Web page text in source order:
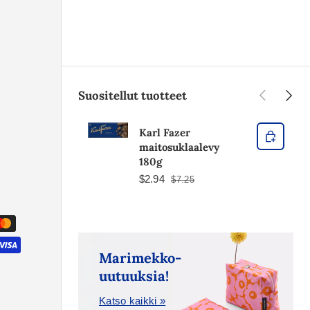
Suositellut tuotteet Edellinen
Karl Fazer
maitosuklaalevy
180g
$2.94 $7.25
Marimekko-
uutuuksia!
Katso kaikki »